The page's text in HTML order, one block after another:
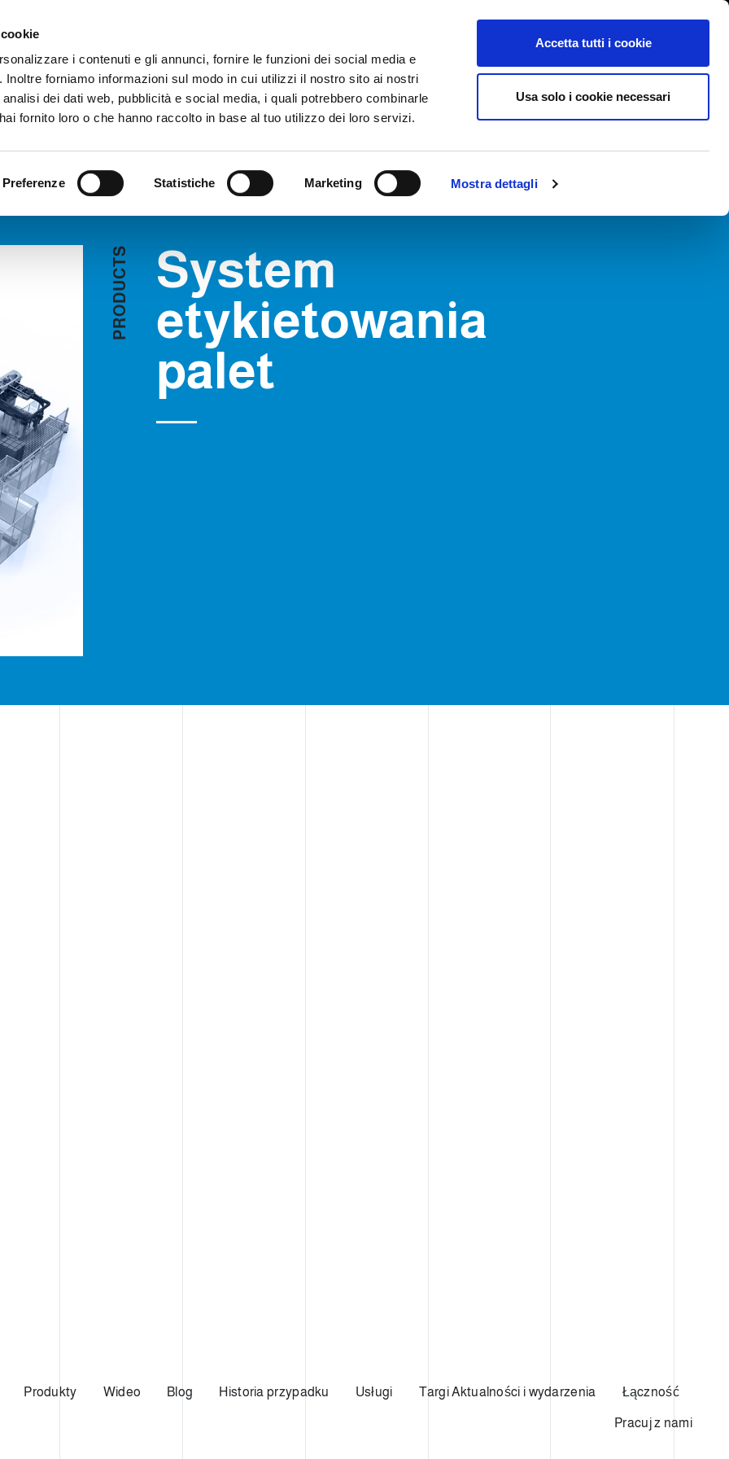
i contenuti e gli annunci, fornire le funzioni dei social media e
forniamo informazioni sul modo in cui utilizzi il nostro sito ai nostri
dei dati web, pubblicità e social media, i quali potrebbero combinarle
fornito loro o che hanno raccolto in base al tuo utilizzo dei loro servizi.
Preferenze Statistiche Marketing Mostra dettagli
Accetta tutti i cookie
Usa solo i cookie necessari
Sygnalizowanie nieprawidłowości International/Polski
PRODUKTY WIDEO BLOG HISTORIA PRZYPADKU USŁUGI TARGI AKTUALNOŚCI I WYDARZENIA
P
R
O
D
U
C
T
S
System
etykietowania
palet
etykietowania palet POPROŚ O INFORMACJE
Produkty Wideo Blog Historia przypadku Usługi Targi Aktualności i wydarzenia Łączność
Pracuj z nami